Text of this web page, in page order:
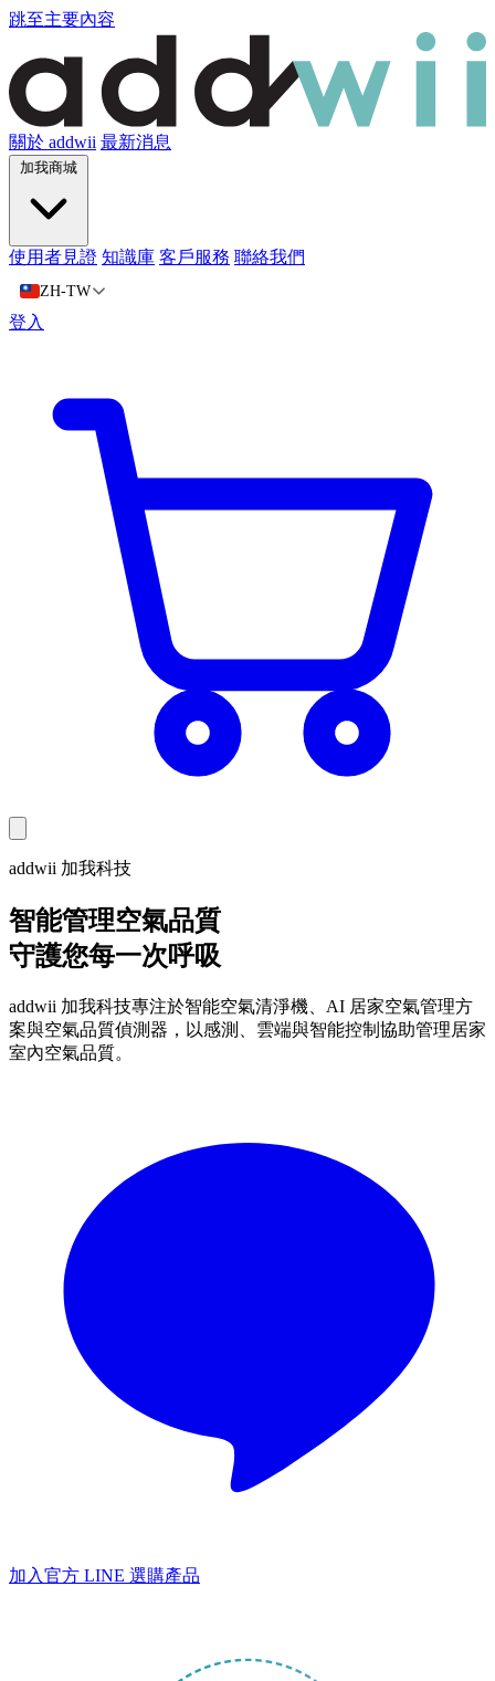
跳至主要內容
關於 addwii 最新消息
加我商城
使用者見證 知識庫 客戶服務 聯絡我們
ZH-TW
登入
addwii 加我科技
智能管理空氣品質
守護您每一次呼吸
addwii 加我科技專注於智能空氣清淨機、AI 居家空氣管理方
案與空氣品質偵測器，以感測、雲端與智能控制協助管理居家
室內空氣品質。
加入官方 LINE 選購產品